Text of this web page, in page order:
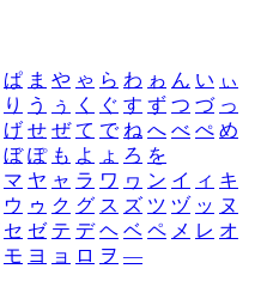
ぱ ま や ゃ ら わ ゎ ん い ぃ
り う ぅ く ぐ す ず つ づ っ
げ せ ぜ て で ね へ べ ぺ め
ぼ ぽ も よ ょ ろ を
マ ヤ ャ ラ ワ ヮ ン イ ィ キ
ウ ゥ ク グ ス ズ ツ ヅ ッ ヌ
セ ゼ テ デ ヘ ベ ペ メ レ オ
モ ヨ ョ ロ ヲ ―